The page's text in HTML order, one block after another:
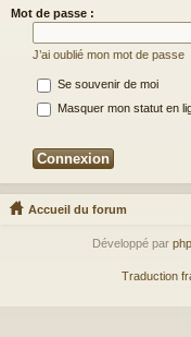
Mot de passe :
J’ai oublié mon mot de passe
Se souvenir de moi
Masquer mon statut en
Accueil du forum
Développé par
Traduction